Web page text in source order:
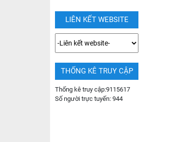
LIÊN KẾT WEBSITE
THỐNG KÊ TRUY CẬP
Thống kê truy cập:9115617
Số người trực tuyến: 944